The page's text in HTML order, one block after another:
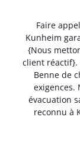
Faire
Kunheim
{Nous
client réactif}.
Benne de
exigences.
évacuation
reconnu à